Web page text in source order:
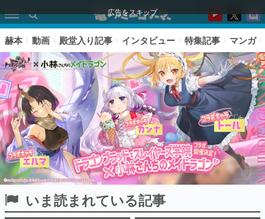
広告をスキップ
ピックアップ
赫本 動画 殿堂入り記事 インタビュー 特集記事 マンガ
いま読まれている記事